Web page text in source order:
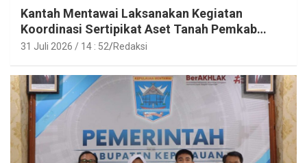
Kantah Mentawai Laksanakan Kegiatan
Koordinasi Sertipikat Aset Tanah Pemkab
Mentawai
31 Juli 2026 / 14 : 52 Redaksi